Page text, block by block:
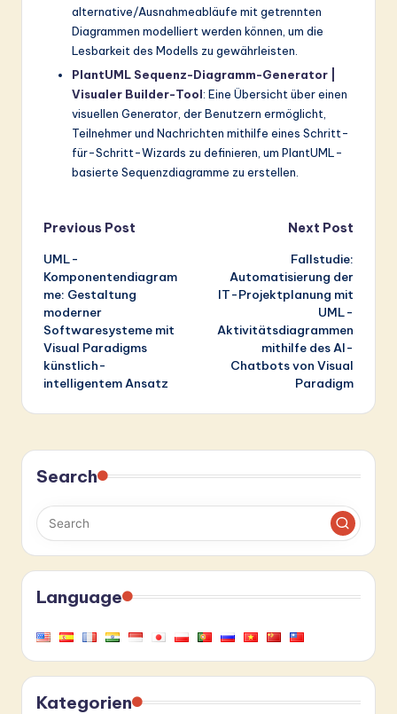
alternative/Ausnahmeabläufe mit getrennten
Diagrammen modelliert werden können, um die
Lesbarkeit des Modells zu gewährleisten.
PlantUML Sequenz-Diagramm-Generator |
Visualer Builder-Tool: Eine Übersicht über einen
visuellen Generator, der Benutzern ermöglicht,
Teilnehmer und Nachrichten mithilfe eines Schritt-
für-Schritt-Wizards zu definieren, um PlantUML-
basierte Sequenzdiagramme zu erstellen.
Post
navigation
Previous Post
UML-
Komponentendiagram
me: Gestaltung
moderner
Softwaresysteme mit
Visual Paradigms
künstlich-
intelligentem Ansatz
Next Post
Fallstudie:
Automatisierung der
IT-Projektplanung mit
UML-
Aktivitätsdiagrammen
mithilfe des AI-
Chatbots von Visual
Paradigm
Search
Language
Kategorien